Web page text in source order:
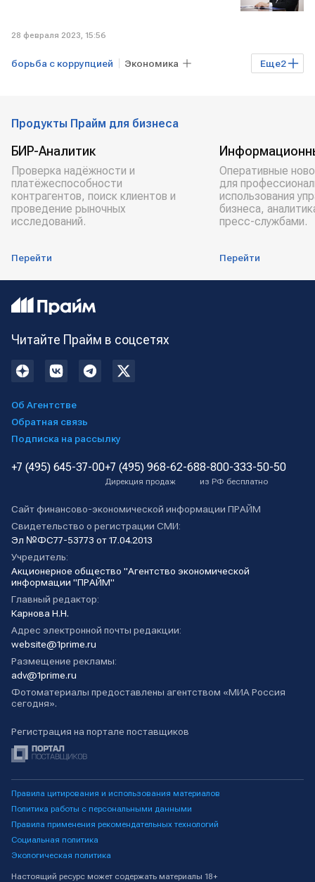
28 февраля 2023, 15:56
Еще2
борьба с коррупцией Экономика
Продукты Прайм для бизнеса
БИР-Аналитик
Проверка надёжности и
платёжеспособности
контрагентов, поиск клиентов и
проведение рыночных
исследований.
Перейти
Оперативные
для
использования
бизнеса,
пресс-службами.
Перейти
Читайте Прайм в соцсетях
Об Агентстве
Обратная связь
Подписка на рассылку
+7 (495) 645-37-00+7 (495) 968-62-68
Дирекция продаж
8-800-333-50-50
из РФ бесплатно
Сайт финансово-экономической информации ПРАЙМ
Свидетельство о регистрации СМИ:
Эл №ФС77-53773 от 17.04.2013
Учредитель:
Акционерное общество "Агентство экономической
информации "ПРАЙМ"
Главный редактор:
Карнова Н.Н.
Адрес электронной почты редакции:
website@1prime.ru
Размещение рекламы:
adv@1prime.ru
Фотоматериалы предоставлены агентством «МИА Россия
сегодня».
Регистрация на портале поставщиков
Правила цитирования и использования материалов
Политика работы с персональными данными
Правила применения рекомендательных технологий
Социальная политика
Экологическая политика
Настоящий ресурс может содержать материалы 18+